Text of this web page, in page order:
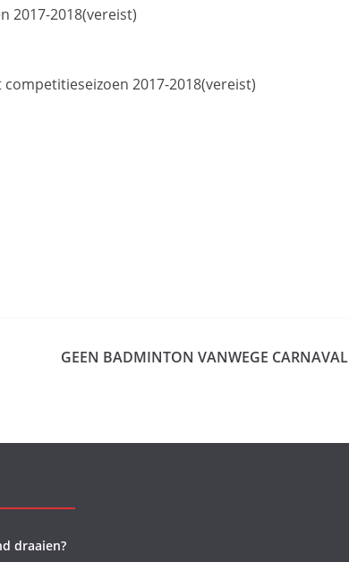
2017-2018(vereist)
2017-2018(vereist)
GEEN BADMINTON VANWEGE CARNAVAL
draaien?